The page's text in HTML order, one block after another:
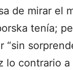
de mirar el
tenía;
“sin
lo contrario